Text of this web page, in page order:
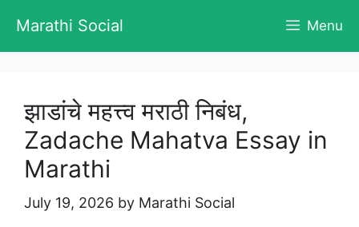
content
Marathi Social Menu
झाडांचे महत्त्व मराठी निबंध,
Zadache Mahatva Essay in
Marathi
July 19, 2026 by Marathi Social